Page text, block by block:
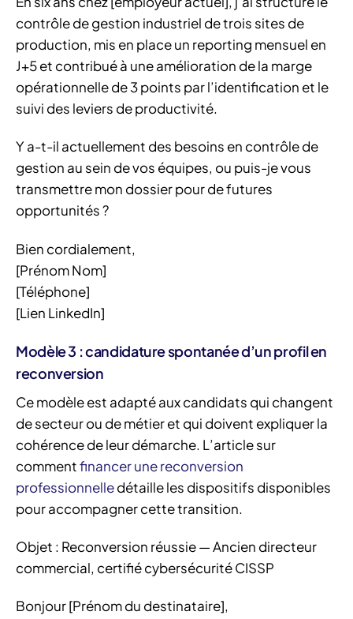
contrôle de gestion industriel de trois sites de
production, mis en place un reporting mensuel en
J+5 et contribué à une amélioration de la marge
opérationnelle de 3 points par l’identification et le
suivi des leviers de productivité.
Y a-t-il actuellement des besoins en contrôle de
gestion au sein de vos équipes, ou puis-je vous
transmettre mon dossier pour de futures
opportunités ?
Bien cordialement,
[Prénom Nom]
[Téléphone]
[Lien LinkedIn]
Modèle 3 : candidature spontanée d’un profil en
reconversion
Ce modèle est adapté aux candidats qui changent
de secteur ou de métier et qui doivent expliquer la
cohérence de leur démarche. L’article sur
commentfinancer une reconversion
professionnelledétaille les dispositifs disponibles
pour accompagner cette transition.
Objet : Reconversion réussie — Ancien directeur
commercial, certifié cybersécurité CISSP
Bonjour [Prénom du destinataire],